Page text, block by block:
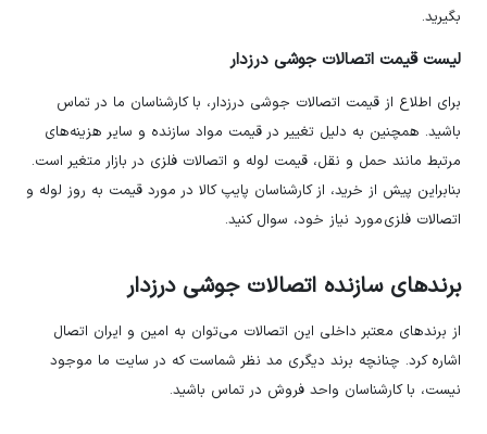
بگیرید.
لیست قیمت اتصالات جوشی درزدار
برای اطلاع از قیمت اتصالات جوشی درزدار، با کارشناسان ما در تماس
باشید. همچنین به دلیل تغییر در قیمت مواد سازنده و سایر هزینه‌های
مرتبط مانند حمل و نقل، قیمت لوله و اتصالات فلزی در بازار متغیر است.
بنابراین پیش از خرید، از کارشناسان پایپ کالا در مورد قیمت به روز لوله و
اتصالات فلزی مورد نیاز خود، سوال کنید.
برندهای سازنده اتصالات جوشی درزدار
از برندهای معتبر داخلی این اتصالات می‌توان به امین و ایران اتصال
اشاره کرد. چنانچه برند دیگری مد نظر شماست که در سایت ما موجود
نیست، با کارشناسان واحد فروش در تماس باشید.